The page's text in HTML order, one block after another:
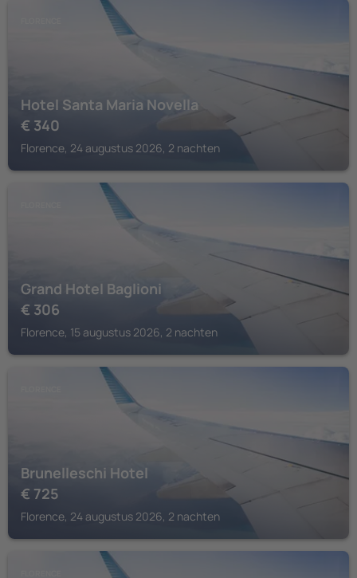
Hotel Santa Maria Novella
€ 340
Florence, 24 augustus 2026, 2 nachten
Grand Hotel Baglioni
€ 306
Florence, 15 augustus 2026, 2 nachten
Brunelleschi Hotel
€ 725
Florence, 24 augustus 2026, 2 nachten